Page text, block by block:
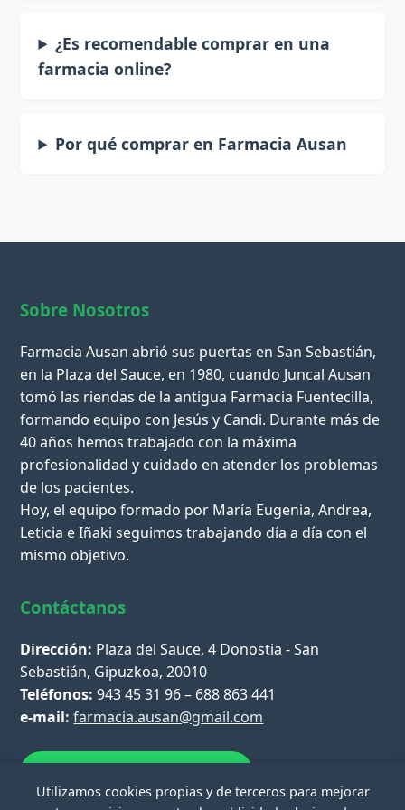
¿Es recomendable comprar en una
farmacia online?
Por qué comprar en Farmacia Ausan
Sobre Nosotros
Farmacia Ausan abrió sus puertas en San Sebastián,
en la Plaza del Sauce, en 1980, cuando Juncal Ausan
tomó las riendas de la antigua Farmacia Fuentecilla,
formando equipo con Jesús y Candi. Durante más de
40 años hemos trabajado con la máxima
profesionalidad y cuidado en atender los problemas
de los pacientes.
Hoy, el equipo formado por María Eugenia, Andrea,
Leticia e Iñaki seguimos trabajando día a día con el
mismo objetivo.
Contáctanos
Dirección: Plaza del Sauce, 4 Donostia - San
Sebastián, Gipuzkoa, 20010
Teléfonos: 943 45 31 96 – 688 863 441
e-mail: farmacia.ausan@gmail.com
Utilizamos cookies propias y de terceros para mejorar